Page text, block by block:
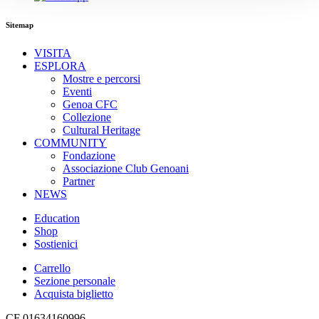
Sitemap
VISITA
ESPLORA
Mostre e percorsi
Eventi
Genoa CFC
Collezione
Cultural Heritage
COMMUNITY
Fondazione
Associazione Club Genoani
Partner
NEWS
Education
Shop
Sostienici
Carrello
Sezione personale
Acquista biglietto